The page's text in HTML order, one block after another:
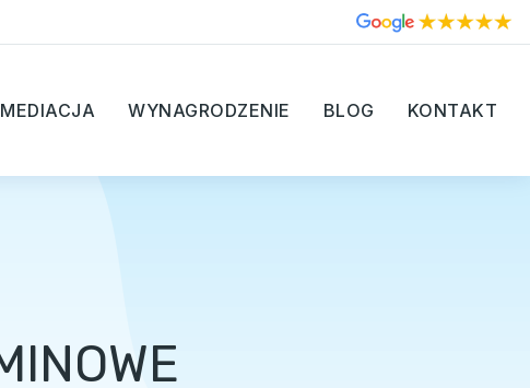
MEDIACJA WYNAGRODZENIE BLOG KONTAKT